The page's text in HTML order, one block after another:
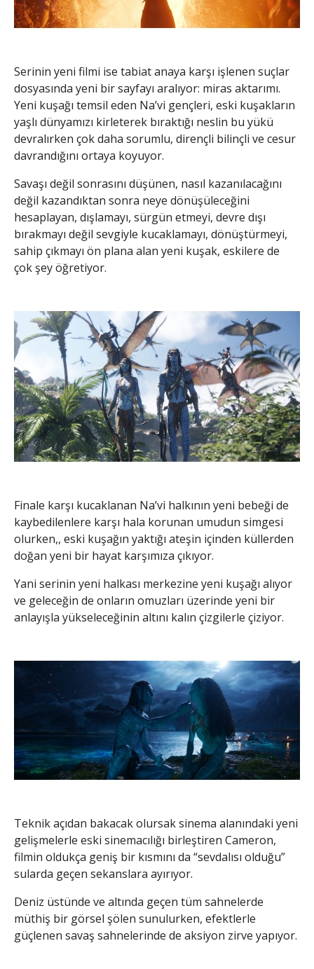
Serinin yeni filmi ise tabiat anaya karşı işlenen suçlar
dosyasında yeni bir sayfayı aralıyor: miras aktarımı.
Yeni kuşağı temsil eden Na’vi gençleri, eski kuşakların
yaşlı dünyamızı kirleterek bıraktığı neslin bu yükü
devralırken çok daha sorumlu, dirençli bilinçli ve cesur
davrandığını ortaya koyuyor.
Savaşı değil sonrasını düşünen, nasıl kazanılacağını
değil kazandıktan sonra neye dönüşüleceğini
hesaplayan, dışlamayı, sürgün etmeyi, devre dışı
bırakmayı değil sevgiyle kucaklamayı, dönüştürmeyi,
sahip çıkmayı ön plana alan yeni kuşak, eskilere de
çok şey öğretiyor.
Finale karşı kucaklanan Na’vi halkının yeni bebeği de
kaybedilenlere karşı hala korunan umudun simgesi
olurken,, eski kuşağın yaktığı ateşin içinden küllerden
doğan yeni bir hayat karşımıza çıkıyor.
Yani serinin yeni halkası merkezine yeni kuşağı alıyor
ve geleceğin de onların omuzları üzerinde yeni bir
anlayışla yükseleceğinin altını kalın çizgilerle çiziyor.
Teknik açıdan bakacak olursak sinema alanındaki yeni
gelişmelerle eski sinemacılığı birleştiren Cameron,
filmin oldukça geniş bir kısmını da “sevdalısı olduğu”
sularda geçen sekanslara ayırıyor.
Deniz üstünde ve altında geçen tüm sahnelerde
müthiş bir görsel şölen sunulurken, efektlerle
güçlenen savaş sahnelerinde de aksiyon zirve yapıyor.